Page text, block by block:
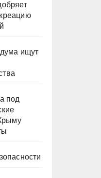
ищут
под